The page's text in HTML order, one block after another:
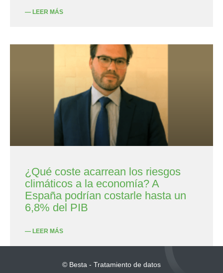
— LEER MÁS
¿Qué coste acarrean los riesgos
climáticos a la economía? A
España podrían costarle hasta un
6,8% del PIB
— LEER MÁS
© Besta - Tratamiento de datos